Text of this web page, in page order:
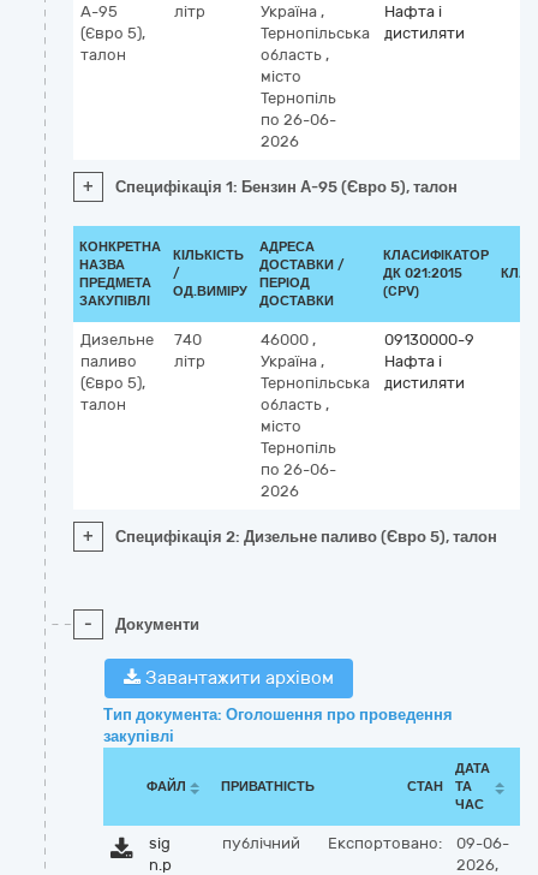
А-95
(Євро 5),
талон
літр
Україна ,
Тернопільська
область ,
місто
Тернопіль
по 26-06-
2026
Нафта і
дистиляти
+ Специфікація 1: Бензин А-95 (Євро 5), талон
КОНКРЕТНА
НАЗВА
ПРЕДМЕТА
ЗАКУПІВЛІ
КІЛЬКІСТЬ
/
ОД.ВИМІРУ
АДРЕСА
ДОСТАВКИ /
ПЕРІОД
ДОСТАВКИ
КЛАСИФІКАТОР
ДК 021:2015
(CPV)
Дизельне
паливо
(Євро 5),
талон
740
літр
46000 ,
Україна ,
Тернопільська
область ,
місто
Тернопіль
по 26-06-
2026
09130000-9
Нафта і
дистиляти
+ Специфікація 2: Дизельне паливо (Євро 5), талон
- Документи
Завантажити архівом
Тип документа: Оголошення про проведення
закупівлі
ФАЙЛ ПРИВАТНІСТЬ СТАН
ДАТА
ТА
ЧАС
sig
n.p
публічний Експортовано:
09-06-
2026,